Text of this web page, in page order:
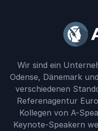
Wir sind ein
Odense, Dänemark
verschiedenen
Referenagentur
Kollegen von A-
Keynote-Speakern